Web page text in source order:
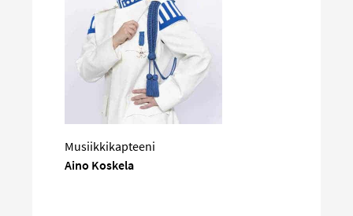
Musiikkikapteeni
Aino Koskela